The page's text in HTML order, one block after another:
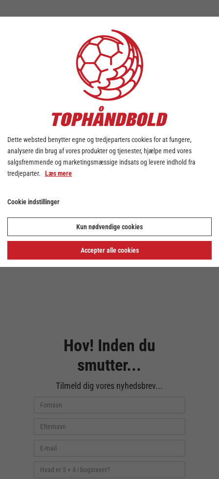
Hov! Inden du
smutter...
Tilmeld dig vores nyhedsbrev...
Dette websted benytter egne og tredjeparters cookies for at fungere,
analysere din brug af vores produkter og tjenester, hjælpe med vores
salgsfremmende og marketingsmæssige indsats og levere indhold fra
tredjeparter. Læs mere
Cookie indstillinger
Kun nødvendige cookies
Accepter alle cookies